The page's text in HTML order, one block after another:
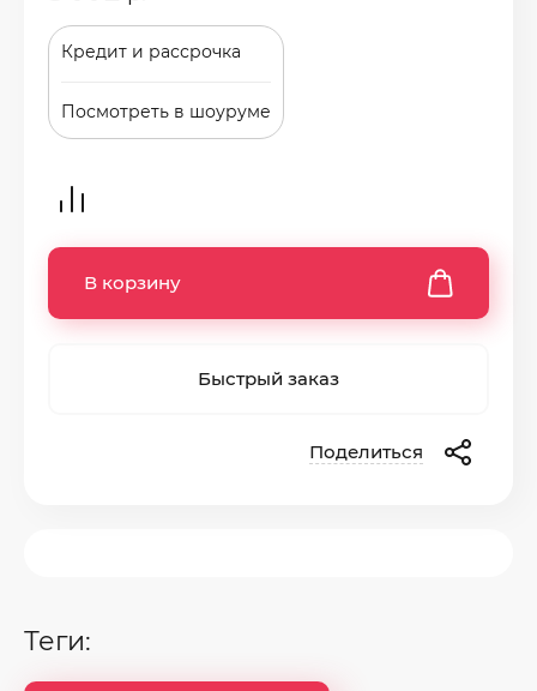
Кредит и рассрочка
Посмотреть в шоуруме
В корзину
Быстрый заказ
Поделиться
теги: